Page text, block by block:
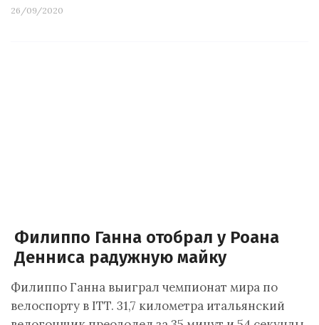
26/09/2020
Филиппо Ганна отобрал у Роана
Денниса радужную майку
Филиппо Ганна выиграл чемпионат мира по
велоспорту в ITT. 31,7 километра итальянский